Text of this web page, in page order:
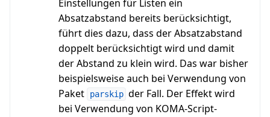
Einstellungen für Listen ein
Absatzabstand bereits berücksichtigt,
führt dies dazu, dass der Absatzabstand
doppelt berücksichtigt wird und damit
der Abstand zu klein wird. Das war bisher
beispielsweise auch bei Verwendung von
Paket
parskip der Fall. Der Effekt wird
bei Verwendung von KOMA-Script-